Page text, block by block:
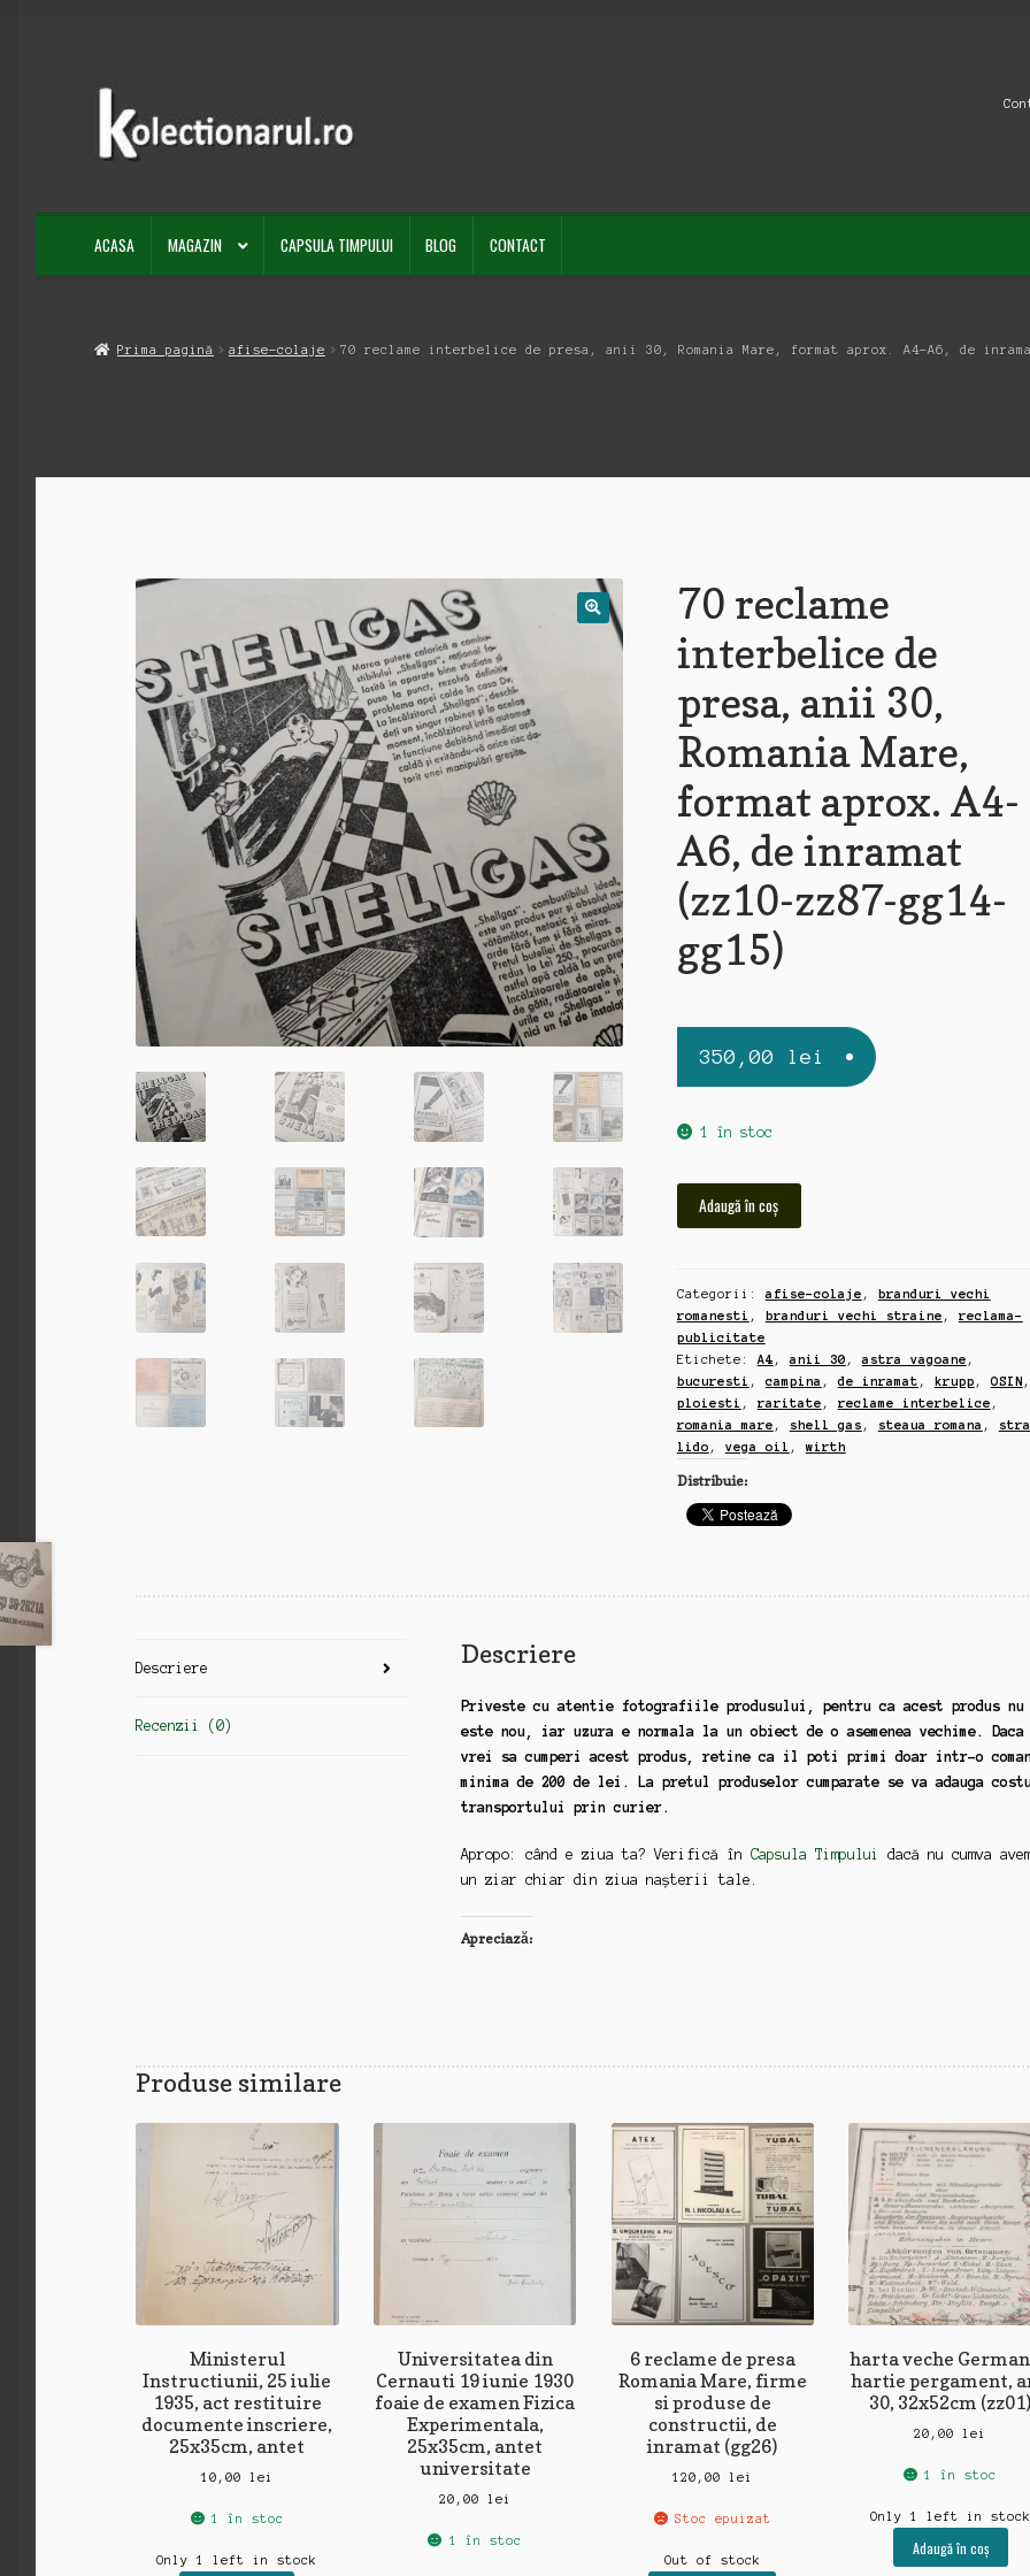
Sari
navigare
Sari
conținut
ACASA MAGAZIN CAPSULA TIMPULUI BLOG CONTACT
Prima pagină afise-colaje 70 reclame interbelice de presa, anii 30, Romania Mare, format aprox. A4-A6, de
70 reclame
interbelice de
presa, anii 30,
Romania Mare,
format aprox. A4-
A6, de inramat
(zz10-zz87-gg14-
gg15)
350,00 lei
1 în stoc
de
presa,
anii
Romania
Mare,
format
aprox.
A6,
(zz10-
Adaugă în coș
Categorii:afise-colaje ,
branduri vechi
romanesti , branduri vechi straine , reclama-
publicitate
Etichete:A4 ,anii 30 ,astra vagoane ,
bucuresti ,campina ,de inramat , krupp ,OSIN ,
ploiesti , raritate , reclame interbelice ,
romania mare , shell gas , steaua romana ,
lido , vega oil ,wirth
Distribuie:
Descriere
Recenzii (0)
Descriere
Priveste cu atentie fotografiile produsului, pentru ca acest produs nu
este nou, iar uzura e normala la un obiect de o asemenea vechime. Daca
vrei sa cumperi acest produs, retine ca il poti primi doar intr-o
minima de 200 de lei. La pretul produselor cumparate se va adauga
transportului prin curier.
Apropo: când e ziua ta? Verifică în Capsula Timpului
dacă nu cumva
un ziar chiar din ziua nașterii tale.
Apreciază:
Produse similare
Ministerul
Instructiunii, 25 iulie
1935, act restituire
documente inscriere,
25x35cm, antet
10,00 lei
1 în stoc
Only 1 left in stock
Universitatea din
Cernauti 19 iunie 1930
foaie de examen Fizica
Experimentala,
25x35cm, antet
universitate
20,00 lei
1 în stoc
6 reclame de presa
Romania Mare, firme
si produse de
constructii, de
inramat (gg26)
120,00 lei
Stoc epuizat
Out of stock
harta veche
hartie pergament,
30, 32x52cm (zz01)
20,00lei
1 în stoc
Only 1 left in stock
Adaugă în coș